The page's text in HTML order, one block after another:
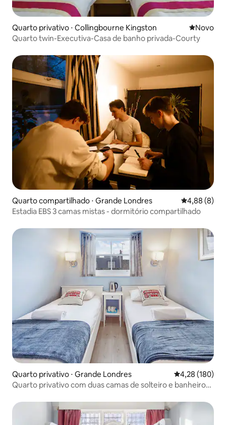
Quarto privativo ⋅ Collingbourne Kingston Novo
Novo
Quarto twin-Executiva-Casa de banho privada-Courty
Quarto compartilhado ⋅ Grande Londres 4,88 de uma
4,88 (8)
Estadia EBS 3 camas mistas - dormitório compartilhado
Quarto privativo ⋅ Grande Londres 4,28 de uma
4,28 (180)
Quarto privativo com duas camas de solteiro e banheiro